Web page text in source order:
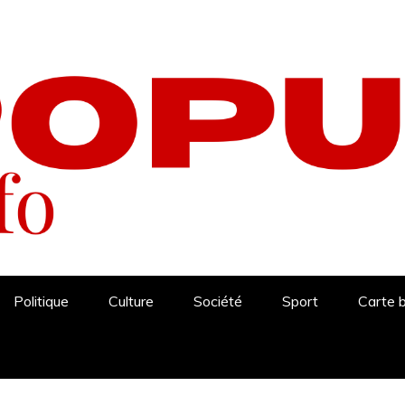
Politique Culture Société Sport Carte